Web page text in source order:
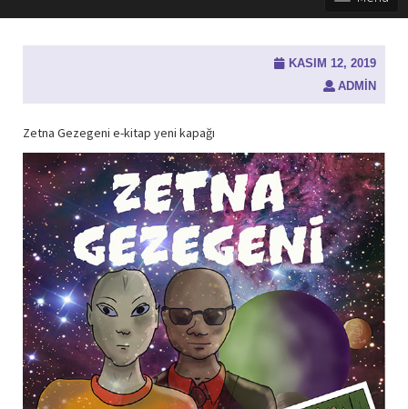
KASIM 12, 2019
ADMIN
Zetna Gezegeni e-kitap yeni kapağı